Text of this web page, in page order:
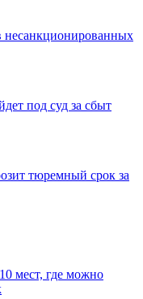
несанкционированных
под суд за сбыт
тюремный срок за
мест, где можно